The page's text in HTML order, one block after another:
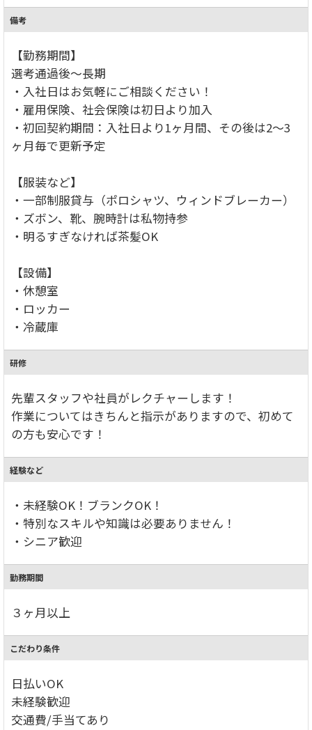
備考
【勤務期間】
選考通過後～長期
・入社日はお気軽にご相談ください！
・雇用保険、社会保険は初日より加入
・初回契約期間：入社日より1ヶ月間、その後は2～3
ヶ月毎で更新予定
【服装など】
・一部制服貸与（ポロシャツ、ウィンドブレーカー）
・ズボン、靴、腕時計は私物持参
・明るすぎなければ茶髪OK
【設備】
・休憩室
・ロッカー
・冷蔵庫
研修
先輩スタッフや社員がレクチャーします！
作業についてはきちんと指示がありますので、初めて
の方も安心です！
経験など
・未経験OK！ブランクOK！
・特別なスキルや知識は必要ありません！
・シニア歓迎
勤務期間
３ヶ月以上
こだわり条件
日払いOK
未経験歓迎
交通費/手当てあり